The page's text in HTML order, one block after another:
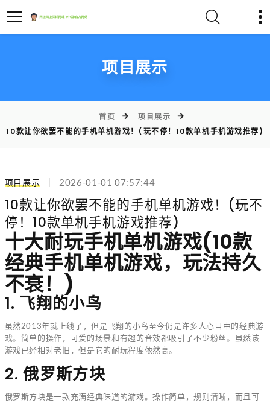
项目展示
首页
项目展示
10款让你欲罢不能的手机单机游戏！(玩不停！10款单机手机游戏推荐)
项目展示 2026-01-01 07:57:44
10款让你欲罢不能的手机单机游戏！(玩不
停！10款单机手机游戏推荐)
十大耐玩手机单机游戏(10款
经典手机单机游戏，玩法持久
不衰！)
1. 飞翔的小鸟
虽然2013年就上线了，但是飞翔的小鸟至今仍是许多人心目中的经典游
戏。简单的操作，可爱的场景和有趣的音效都吸引了不少粉丝。虽然该
游戏已经相对老旧，但是它的耐玩程度依然高。
2. 俄罗斯方块
俄罗斯方块是一款充满经典味道的游戏。操作简单，规则清晰，而且可